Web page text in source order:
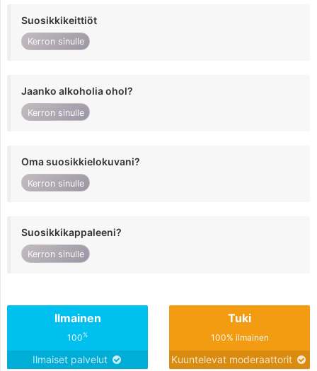
Suosikkikeittiöt
Kerron sinulle
Jaanko alkoholia ohol?
Kerron sinulle
Oma suosikkielokuvani?
Kerron sinulle
Suosikkikappaleeni?
Kerron sinulle
Ilmainen
100%
Ilmaiset palvelut
Tuki
100% ilmainen
Kuuntelevat moderaattorit